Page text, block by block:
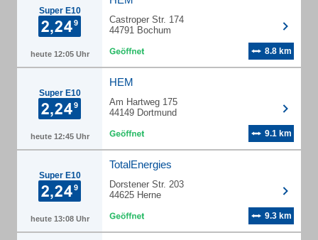
Super E10
heute 12:05 Uhr
Castroper Str. 174
44791 Bochum
8.8 km
Super E10
heute 12:45 Uhr
HEM
Am Hartweg 175
44149 Dortmund
9.1 km
Super E10
heute 13:08 Uhr
TotalEnergies
Dorstener Str. 203
44625 Herne
9.3 km